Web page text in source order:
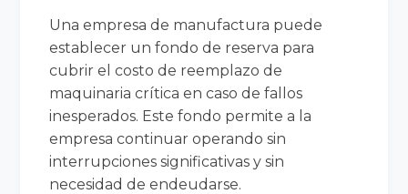
Una empresa de manufactura puede
establecer un fondo de reserva para
cubrir el costo de reemplazo de
maquinaria crítica en caso de fallos
inesperados. Este fondo permite a la
empresa continuar operando sin
interrupciones significativas y sin
necesidad de endeudarse.